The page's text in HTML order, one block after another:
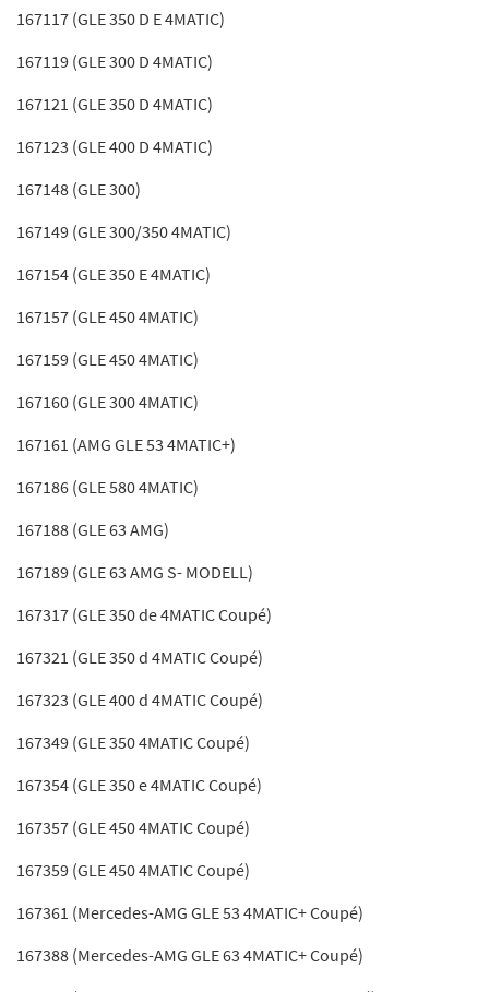
167117 (GLE 350 D E 4MATIC)
167119 (GLE 300 D 4MATIC)
167121 (GLE 350 D 4MATIC)
167123 (GLE 400 D 4MATIC)
167148 (GLE 300)
167149 (GLE 300/350 4MATIC)
167154 (GLE 350 E 4MATIC)
167157 (GLE 450 4MATIC)
167159 (GLE 450 4MATIC)
167160 (GLE 300 4MATIC)
167161 (AMG GLE 53 4MATIC+)
167186 (GLE 580 4MATIC)
167188 (GLE 63 AMG)
167189 (GLE 63 AMG S- MODELL)
167317 (GLE 350 de 4MATIC Coupé)
167321 (GLE 350 d 4MATIC Coupé)
167323 (GLE 400 d 4MATIC Coupé)
167349 (GLE 350 4MATIC Coupé)
167354 (GLE 350 e 4MATIC Coupé)
167357 (GLE 450 4MATIC Coupé)
167359 (GLE 450 4MATIC Coupé)
167361 (Mercedes-AMG GLE 53 4MATIC+ Coupé)
167388 (Mercedes-AMG GLE 63 4MATIC+ Coupé)